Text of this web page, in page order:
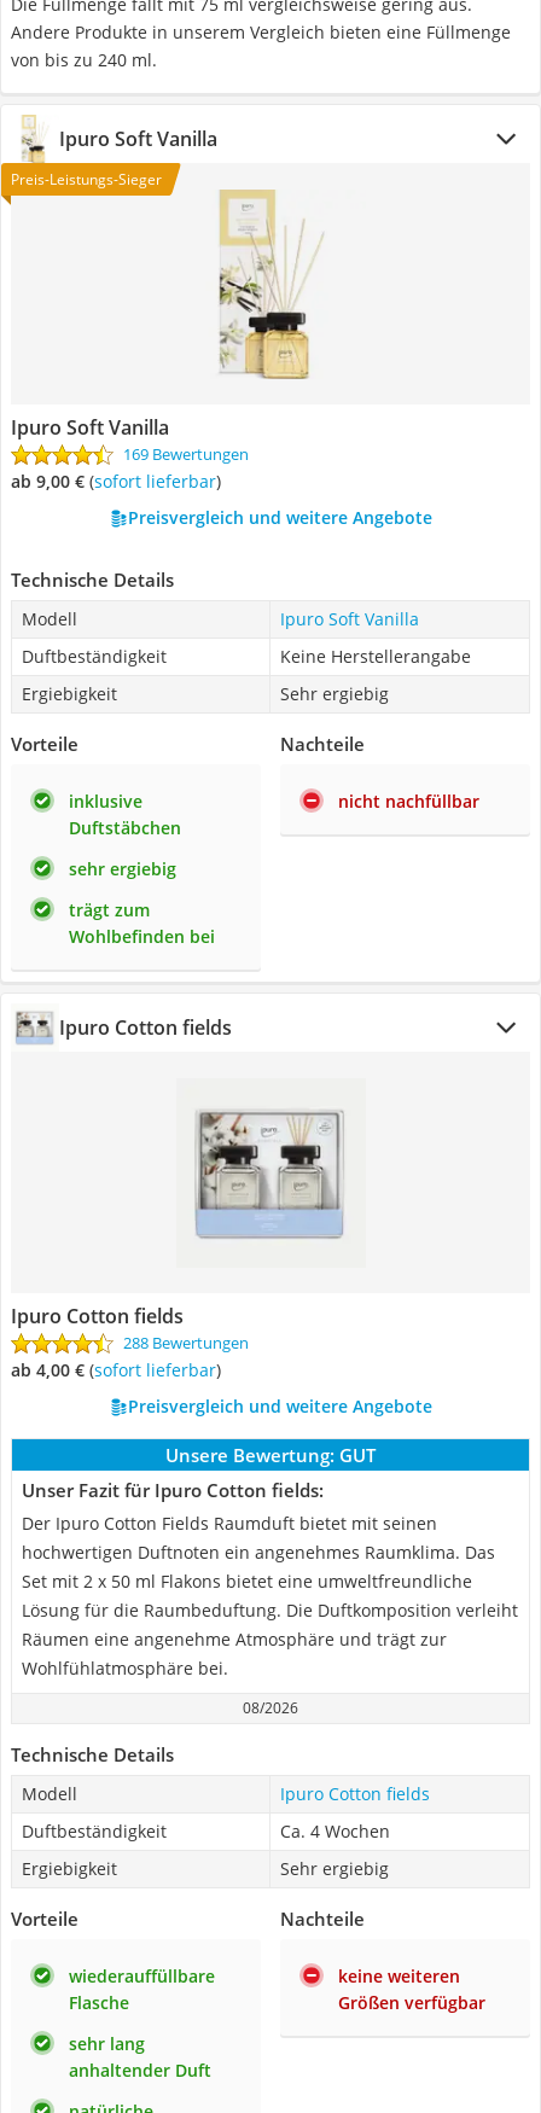
Andere Produkte in unserem Vergleich bieten eine Füllmenge
von bis zu 240 ml.
Ipuro Soft Vanilla
Preis-Leistungs-Sieger
Ipuro Soft Vanilla
169 Bewertungen
ab 9,00 € ( Sofort lieferbar)
Preisvergleich und weitere Angebote
Technische Details
Modell
Ipuro Soft Vanilla
Duftbeständigkeit
Keine Herstellerangabe
Ergiebigkeit
Sehr ergiebig
Vorteile
inklusive
Duftstäbchen
sehr ergiebig
trägt zum
Wohlbefinden bei
Nachteile
nicht nachfüllbar
Ipuro Cotton fields
Ipuro Cotton fields
288 Bewertungen
ab 4,00 € ( Sofort lieferbar)
Preisvergleich und weitere Angebote
Unsere Bewertung: GUT
Unser Fazit für Ipuro Cotton fields:
Der Ipuro Cotton Fields Raumduft bietet mit seinen
hochwertigen Duftnoten ein angenehmes Raumklima. Das
Set mit 2 x 50 ml Flakons bietet eine umweltfreundliche
Lösung für die Raumbeduftung. Die Duftkomposition verleiht
Räumen eine angenehme Atmosphäre und trägt zur
Wohlfühlatmosphäre bei.
08/2026
Technische Details
Modell
Ipuro Cotton fields
Duftbeständigkeit
Ca. 4 Wochen
Ergiebigkeit
Sehr ergiebig
Vorteile
wiederauffüllbare
Flasche
sehr lang
anhaltender Duft
Nachteile
keine weiteren
Größen verfügbar